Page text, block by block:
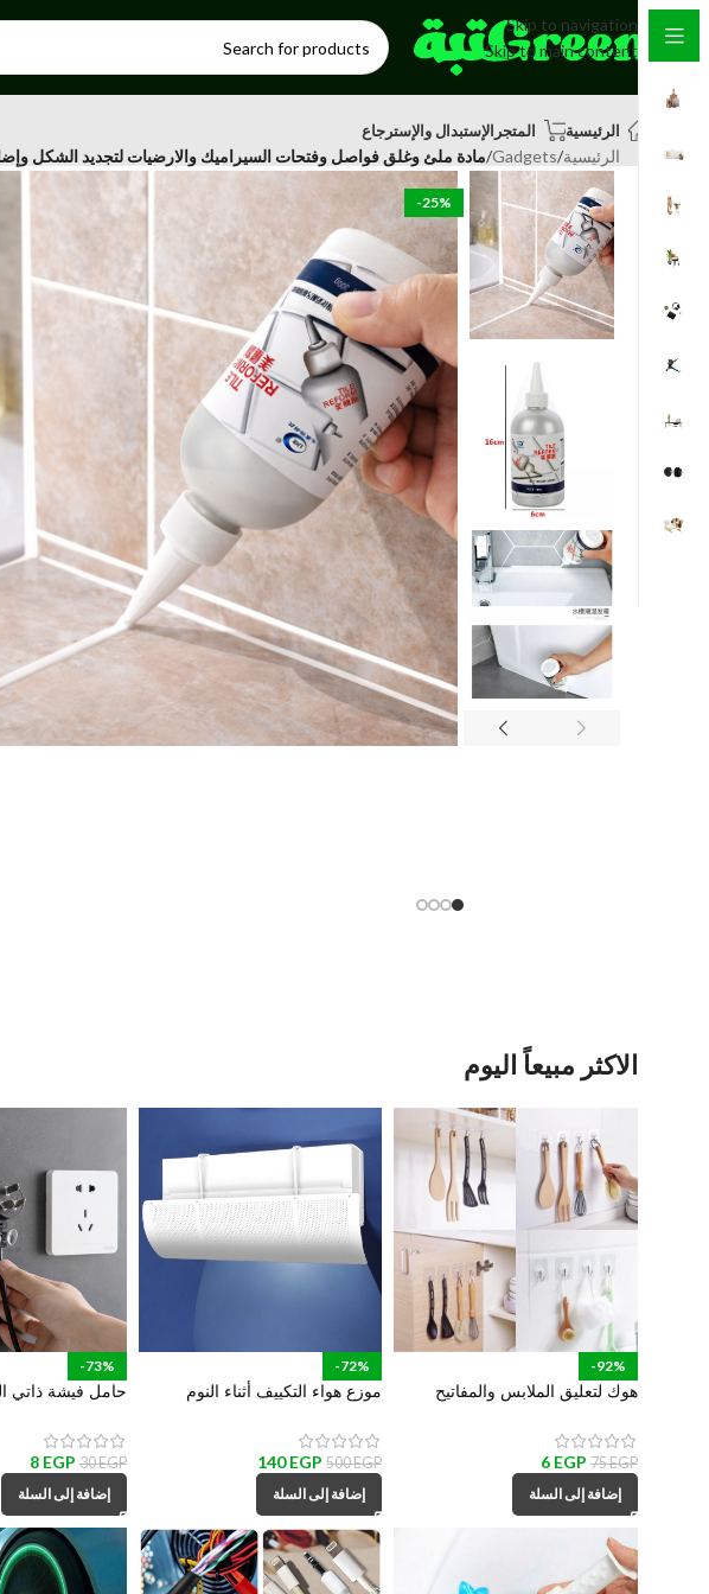
Skip to navigation
Skip to main content
الرئيسية المتجر الإستبدال والإسترجاع
الرئيسية/
Gadgets
/مادة ملئ وغلق فواصل وفتحات السيراميك والارضيات لتجديد الشكل
-25%
الاكثر مبيعاً اليوم
-92%
هوك لتعليق الملابس والمفاتيح
75EGP
6 EGP
إضافة إلى السلة
-72%
موزع هواء التكييف أثناء النوم
500EGP
140EGP
إضافة إلى السلة
-73%
حامل فيشة ذاتي
والهواتف والكابلات
30EGP
8 EGP
إضافة إلى السلة